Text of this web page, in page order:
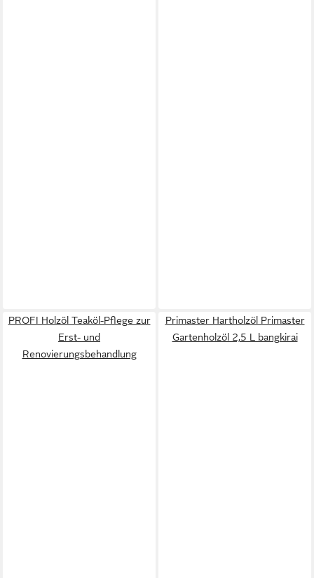
PROFI Holzöl Teaköl-Pflege zur
Erst- und
Renovierungsbehandlung
Primaster Hartholzöl Primaster
Gartenholzöl 2,5 L bangkirai